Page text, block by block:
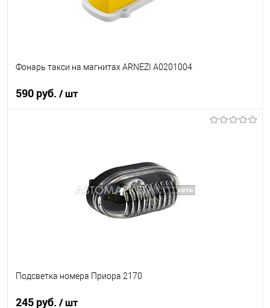
Фонарь такси на магнитах ARNEZI A0201004
590 руб. / шт
Подсветка номера Приора 2170
245 руб. / шт